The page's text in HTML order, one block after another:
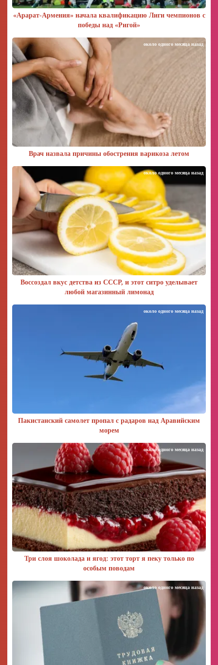
«Арарат‑Армения» начала квалификацию Лиги чемпионов с
победы над «Ригой»
Врач назвала причины обострения варикоза летом
около одного месяца назад
Воссоздал вкус детства из СССР, и этот ситро уделывает
любой магазинный лимонад
около одного месяца назад
Пакистанский самолет пропал с радаров над Аравийским
морем
около одного месяца назад
Три слоя шоколада и ягод: этот торт я пеку только по
особым поводам
около одного месяца назад
около одного месяца назад